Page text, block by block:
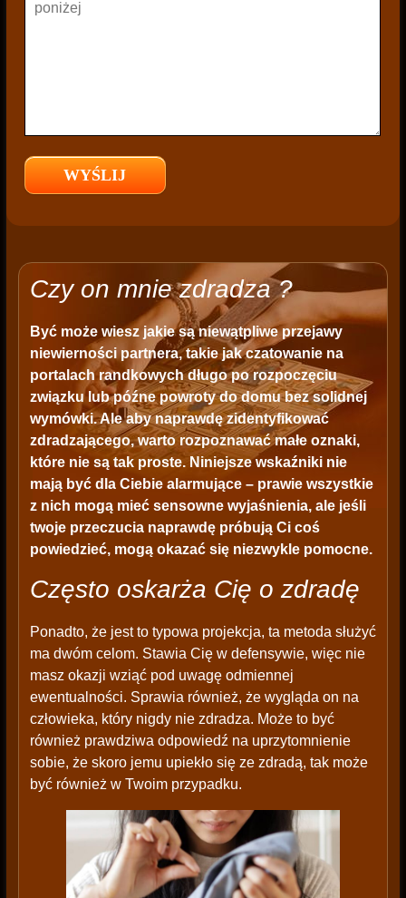
Czy on mnie zdradza ?
Być może wiesz jakie są niewątpliwe przejawy
niewierności partnera, takie jak czatowanie na
portalach randkowych długo po rozpoczęciu
związku lub późne powroty do domu bez solidnej
wymówki. Ale aby naprawdę zidentyfikować
zdradzającego, warto rozpoznawać małe oznaki,
które nie są tak proste. Niniejsze wskaźniki nie
mają być dla Ciebie alarmujące – prawie wszystkie
z nich mogą mieć sensowne wyjaśnienia, ale jeśli
twoje przeczucia naprawdę próbują Ci coś
powiedzieć, mogą okazać się niezwykle pomocne.
Często oskarża Cię o zdradę
Ponadto, że jest to typowa projekcja, ta metoda służyć
ma dwóm celom. Stawia Cię w defensywie, więc nie
masz okazji wziąć pod uwagę odmiennej
ewentualności. Sprawia również, że wygląda on na
człowieka, który nigdy nie zdradza. Może to być
również prawdziwa odpowiedź na uprzytomnienie
sobie, że skoro jemu upiekło się ze zdradą, tak może
być również w Twoim przypadku.